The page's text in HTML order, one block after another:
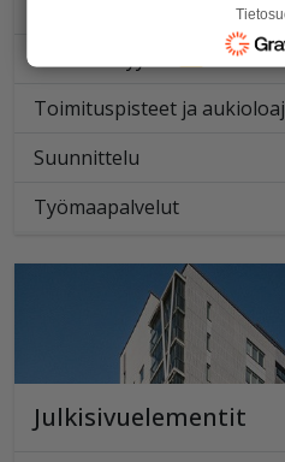
Ammattimyynti
Toimituspisteet ja
Suunnittelu
Työmaapalvelut
Julkisivuelementit